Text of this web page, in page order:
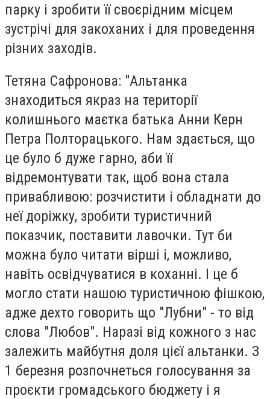
парку і зробити її своєрідним місцем
зустрічі для закоханих і для проведення
різних заходів.
Тетяна Сафронова: "Альтанка
знаходиться якраз на території
колишнього маєтка батька Анни Керн
Петра Полторацького. Нам здається, що
це було б дуже гарно, аби її
відремонтувати так, щоб вона стала
привабливою: розчистити і обладнати до
неї доріжку, зробити туристичний
показчик, поставити лавочки. Тут би
можна було читати вірші і, можливо,
навіть освідчуватися в коханні. І це б
могло стати нашою туристичною фішкою,
адже дехто говорить що "Лубни" - то від
слова "Любов". Наразі від кожного з нас
залежить майбутня доля цієї альтанки. З
1 березня розпочнеться голосування за
проєкти громадського бюджету і я